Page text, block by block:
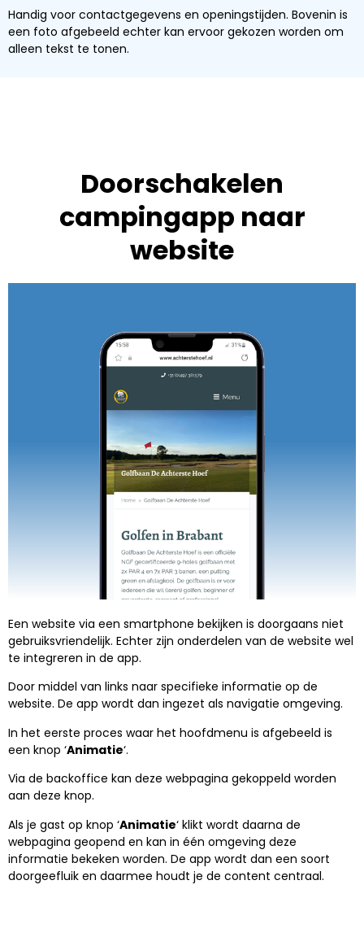
Handig voor contactgegevens en openingstijden. Bovenin is
een foto afgebeeld echter kan ervoor gekozen worden om
alleen tekst te tonen.
Doorschakelen
campingapp naar
website
Een website via een smartphone bekijken is doorgaans niet
gebruiksvriendelijk. Echter zijn onderdelen van de website wel
te integreren in de app.
Door middel van links naar specifieke informatie op de
website. De app wordt dan ingezet als navigatie omgeving.
In het eerste proces waar het hoofdmenu is afgebeeld is
een knop ‘Animatie‘.
Via de backoffice kan deze webpagina gekoppeld worden
aan deze knop.
Als je gast op knop ‘Animatie‘ klikt wordt daarna de
webpagina geopend en kan in één omgeving deze
informatie bekeken worden. De app wordt dan een soort
doorgeefluik en daarmee houdt je de content centraal.